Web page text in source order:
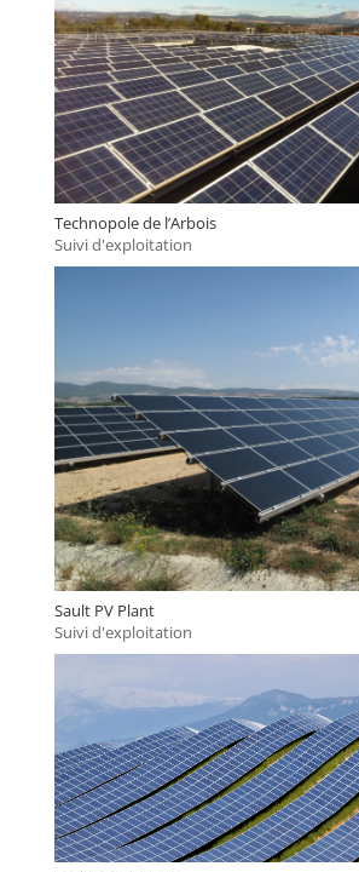
Technopole de l’Arbois
Suivi d'exploitation
Sault PV Plant
Suivi d'exploitation